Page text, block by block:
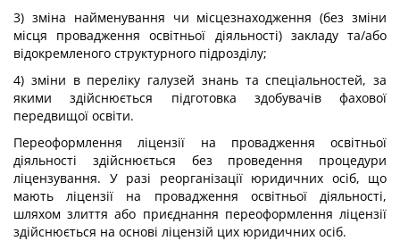
3) зміна найменування чи місцезнаходження (без зміни
місця провадження освітньої діяльності) закладу та/або
відокремленого структурного підрозділу;
4) зміни в переліку галузей знань та спеціальностей, за
якими здійснюється підготовка здобувачів фахової
передвищої освіти.
Переоформлення ліцензії на провадження освітньої
діяльності здійснюється без проведення процедури
ліцензування. У разі реорганізації юридичних осіб, що
мають ліцензії на провадження освітньої діяльності,
шляхом злиття або приєднання переоформлення ліцензії
здійснюється на основі ліцензій цих юридичних осіб.